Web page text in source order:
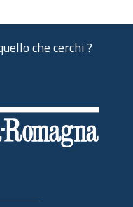
che cerchi ?